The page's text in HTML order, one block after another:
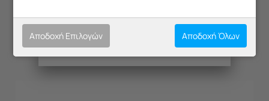
Διαθέσιμο
Αποδοχή Επιλογών Αποδοχή Όλων
κατανόηση και σας ευχόμαστε καλό